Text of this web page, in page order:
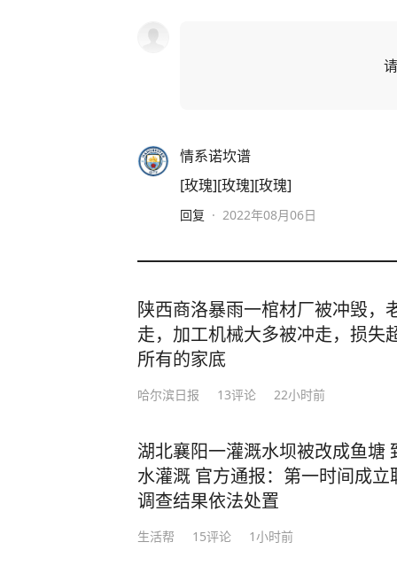
情系诺坎谱
[玫瑰][玫瑰][玫瑰]
回复 · 2022年08月06日
陕西商洛暴雨一棺材厂被冲毁，
走，加工机械大多被冲走，损失
所有的家底
哈尔滨日报 13评论 22小时前
湖北襄阳一灌溉水坝被改成鱼塘
水灌溉 官方通报：第一时间成
调查结果依法处置
生活帮 15评论 1小时前